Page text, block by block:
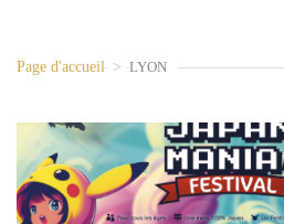
Page d'accueil > LYON